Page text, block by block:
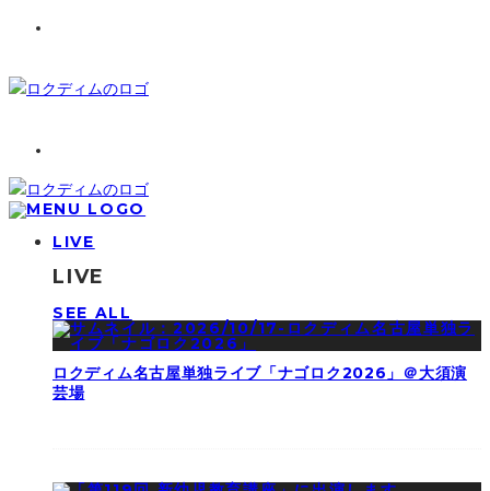
LIVE
LIVE
SEE ALL
ロクディム名古屋単独ライブ「ナゴロク2026」＠大須演
芸場